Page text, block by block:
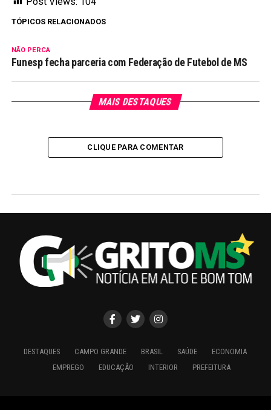
TÓPICOS RELACIONADOS
NÃO PERCA
Funesp fecha parceria com Federação de Futebol de MS
MAIS DESTAQUES
CLIQUE PARA COMENTAR
DESTAQUES CAMPO GRANDE BRASIL SAÚDE
ECONOMIA
EMPREGO
EDUCAÇÃO INTERIOR PREFEITURA